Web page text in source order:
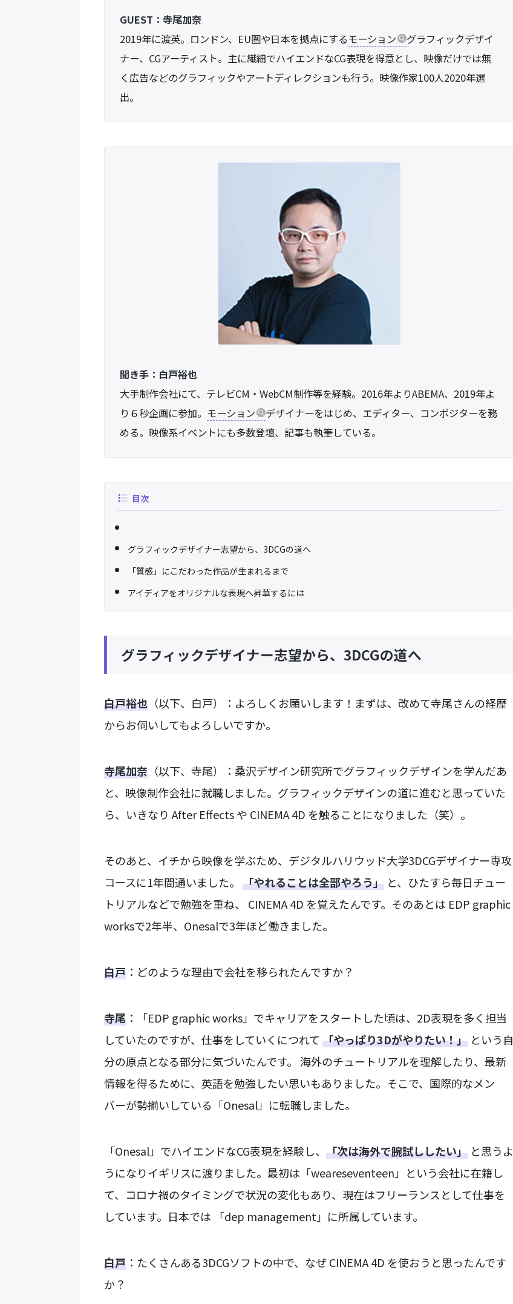
GUEST：寺尾加奈
2019年に渡英。ロンドン、EU圏や日本を拠点にするモーション
グラフィックデザイ
ナー、CGアーティスト。主に繊細でハイエンドなCG表現を得意とし、映像だけでは無
く広告などのグラフィックやアートディレクションも行う。映像作家100人2020年選
出。
聞き手：白戸裕也
大手制作会社にて、テレビCM・WebCM制作等を経験。2016年よりABEMA、2019年よ
り６秒企画に参加。 モーション
デザイナーをはじめ、エディター、コンポジターを務
める。映像系イベントにも多数登壇、記事も執筆している。
目次
グラフィックデザイナー志望から、3DCGの道へ
「質感」にこだわった作品が生まれるまで
アイディアをオリジナルな表現へ昇華するには
グラフィックデザイナー志望から、3DCGの道へ
白戸裕也 （以下、白戸）：よろしくお願いします！まずは、改めて寺尾さんの経歴
からお伺いしてもよろしいですか。
寺尾加奈 （以下、寺尾）：桑沢デザイン研究所でグラフィックデザインを学んだあ
と、映像制作会社に就職しました。グラフィックデザインの道に進むと思っていた
ら、いきなり After Effects や CINEMA 4D を触ることになりました（笑）。
そのあと、イチから映像を学ぶため、デジタルハリウッド大学3DCGデザイナー専攻
コースに1年間通いました。 「やれることは全部やろう」 と、ひたすら毎日チュー
トリアルなどで勉強を重ね、 CINEMA 4D を覚えたんです。そのあとは EDP graphic
worksで2年半、Onesalで3年ほど働きました。
白戸 ：どのような理由で会社を移られたんですか？
寺尾 ：「EDP graphic works」でキャリアをスタートした頃は、2D表現を多く担当
していたのですが、仕事をしていくにつれて 「やっぱり3Dがやりたい！」 という自
分の原点となる部分に気づいたんです。 海外のチュートリアルを理解したり、最新
情報を得るために、英語を勉強したい思いもありました。そこで、国際的なメン
バーが勢揃いしている「Onesal」に転職しました。
「Onesal」でハイエンドなCG表現を経験し、 「次は海外で腕試ししたい」 と思うよ
うになりイギリスに渡りました。最初は「weareseventeen」という会社に在籍し
て、コロナ禍のタイミングで状況の変化もあり、現在はフリーランスとして仕事を
しています。日本では 「dep management」に所属しています。
白戸 ：たくさんある3DCGソフトの中で、なぜ CINEMA 4D を使おうと思ったんです
か？